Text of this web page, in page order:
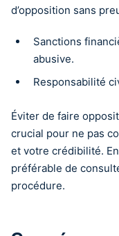
d’opposition sans
Sanctions
abusive.
Responsabilité
Éviter de faire
crucial pour ne pas
et votre crédibilité.
préférable de
procédure.